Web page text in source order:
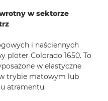
w sektorze
i naściennych
ploter Colorado 1650. To
w elastyczne
trybie matowym lub
atramentu.